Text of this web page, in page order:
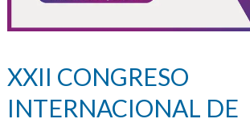
XXII CONGRESO
INTERNACIONAL DE